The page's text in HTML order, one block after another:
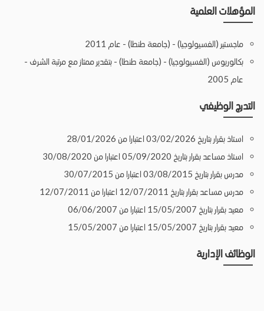
المؤهلات العلمية
ماجستير (الفسيولوجيا) - (جامعة طنطا) - عام 2011
بكالوريوس (الفسيولوجيا) - (جامعة طنطا) - بتقدير ممتاز مع مرتبة الشرف -
عام 2005
التدرج الوظيفي
استاذ بقرار بتاريخ 03/02/2026 اعتبارا من 28/01/2026
استاذ مساعد بقرار بتاريخ 05/09/2020 اعتبارا من 30/08/2020
مدرس بقرار بتاريخ 03/08/2015 اعتبارا من 30/07/2015
مدرس مساعد بقرار بتاريخ 12/07/2011 اعتبارا من 12/07/2011
معيد بقرار بتاريخ 15/05/2007 اعتبارا من 06/06/2007
معيد بقرار بتاريخ 15/05/2007 اعتبارا من 15/05/2007
الوظائف الإدارية